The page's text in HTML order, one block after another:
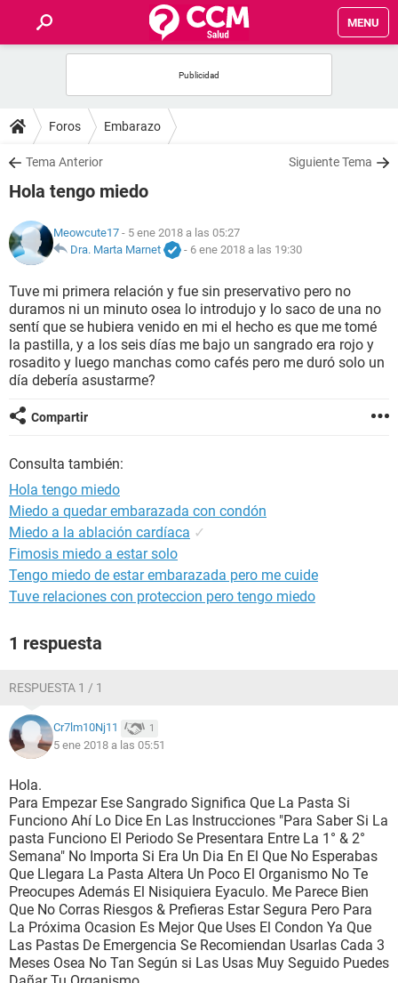
MENU
FOROS
SALUD
NUTRICIÓN
BIENESTAR
SEXUALIDAD
GLOSARIO
Foros Embarazo
Tema Anterior Siguiente Tema
Hola tengo miedo
Meowcute17 - 5 ene 2018 a las 05:27
Dra. Marta Marnet
- 6 ene 2018 a las 19:30
Tuve mi primera relación y fue sin preservativo pero no
duramos ni un minuto osea lo introdujo y lo saco de una no
sentí que se hubiera venido en mi el hecho es que me tomé
la pastilla, y a los seis días me bajo un sangrado era rojo y
rosadito y luego manchas como cafés pero me duró solo un
día debería asustarme?
Compartir
Consulta también:
Hola tengo miedo
Miedo a quedar embarazada con condón
Miedo a la ablación cardíaca ✓
Fimosis miedo a estar solo
Tengo miedo de estar embarazada pero me cuide
Tuve relaciones con proteccion pero tengo miedo
1 respuesta
RESPUESTA 1 / 1
Cr7lm10Nj11 1
5 ene 2018 a las 05:51
Hola.
Para Empezar Ese Sangrado Significa Que La Pasta Si
Funciono Ahí Lo Dice En Las Instrucciones "Para Saber Si La
pasta Funciono El Periodo Se Presentara Entre La 1° & 2°
Semana" No Importa Si Era Un Dia En El Que No Esperabas
Que Llegara La Pasta Altera Un Poco El Organismo No Te
Preocupes Además El Nisiquiera Eyaculo. Me Parece Bien
Que No Corras Riesgos & Prefieras Estar Segura Pero Para
La Próxima Ocasion Es Mejor Que Uses El Condon Ya Que
Las Pastas De Emergencia Se Recomiendan Usarlas Cada 3
Meses Osea No Tan Según si Las Usas Muy Seguido Puedes